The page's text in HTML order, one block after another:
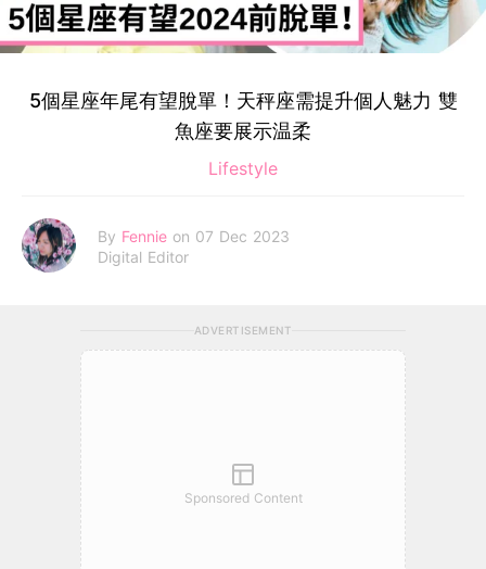
5個星座年尾有望脫單！天秤座需提升個人魅力 雙
魚座要展示温柔
Lifestyle
By Fennie on 07 Dec 2023
Digital Editor
ADVERTISEMENT
Sponsored Content